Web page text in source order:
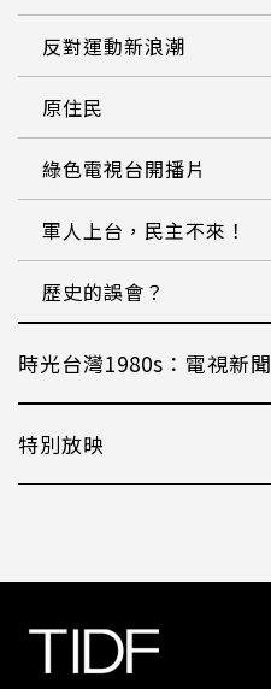
反對運動新浪潮
原住民
綠色電視台開播片
軍人上台，民主不來！
歷史的誤會？
時光台灣1980s：電視新聞
特別放映